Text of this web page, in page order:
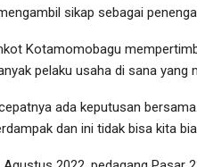
sikap sebagai
Kotamomobagu
pelaku usaha di sana yang
ada keputusan
dan ini tidak bisa kita